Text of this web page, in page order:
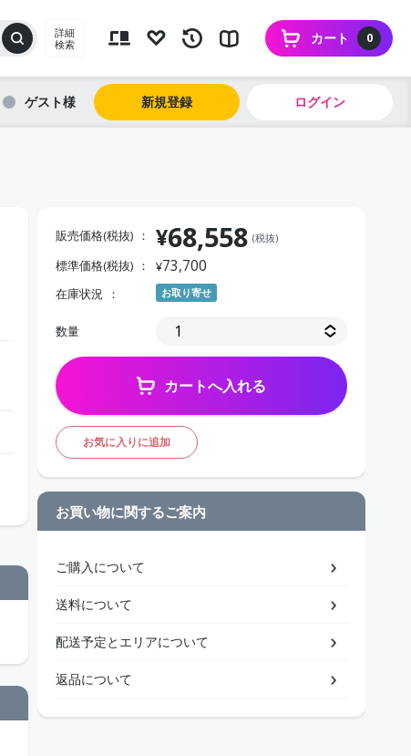
詳細
検索
0
カート
ゲスト 新規登録 ログイン
販売価格(税抜) ¥68,558 (税抜)
標準価格(税抜) ¥73,700
在庫状況 お取り寄せ
数量
カートへ入れる
お気に入りに追加
お買い物に関するご案内
ご購入について
送料について
配送予定とエリアについて
返品について